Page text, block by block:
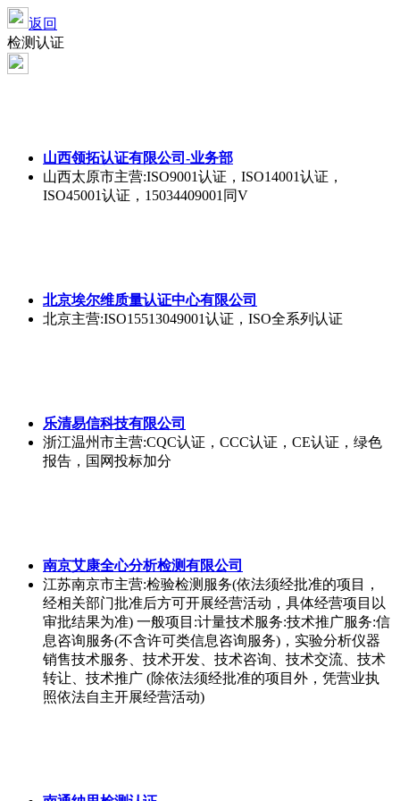
返回
检测认证
山西领拓认证有限公司-业务部
山西太原市主营:ISO9001认证，ISO14001认证，
ISO45001认证，15034409001同V
北京埃尔维质量认证中心有限公司
北京主营:ISO15513049001认证，ISO全系列认证
乐清易信科技有限公司
浙江温州市主营:CQC认证，CCC认证，CE认证，绿色
报告，国网投标加分
南京艾康全心分析检测有限公司
江苏南京市主营:检验检测服务(依法须经批准的项目，
经相关部门批准后方可开展经营活动，具体经营项目以
审批结果为准) 一般项目:计量技术服务:技术推广服务:信
息咨询服务(不含许可类信息咨询服务)，实验分析仪器
销售技术服务、技术开发、技术咨询、技术交流、技术
转让、技术推广 (除依法须经批准的项目外，凭营业执
照依法自主开展经营活动)